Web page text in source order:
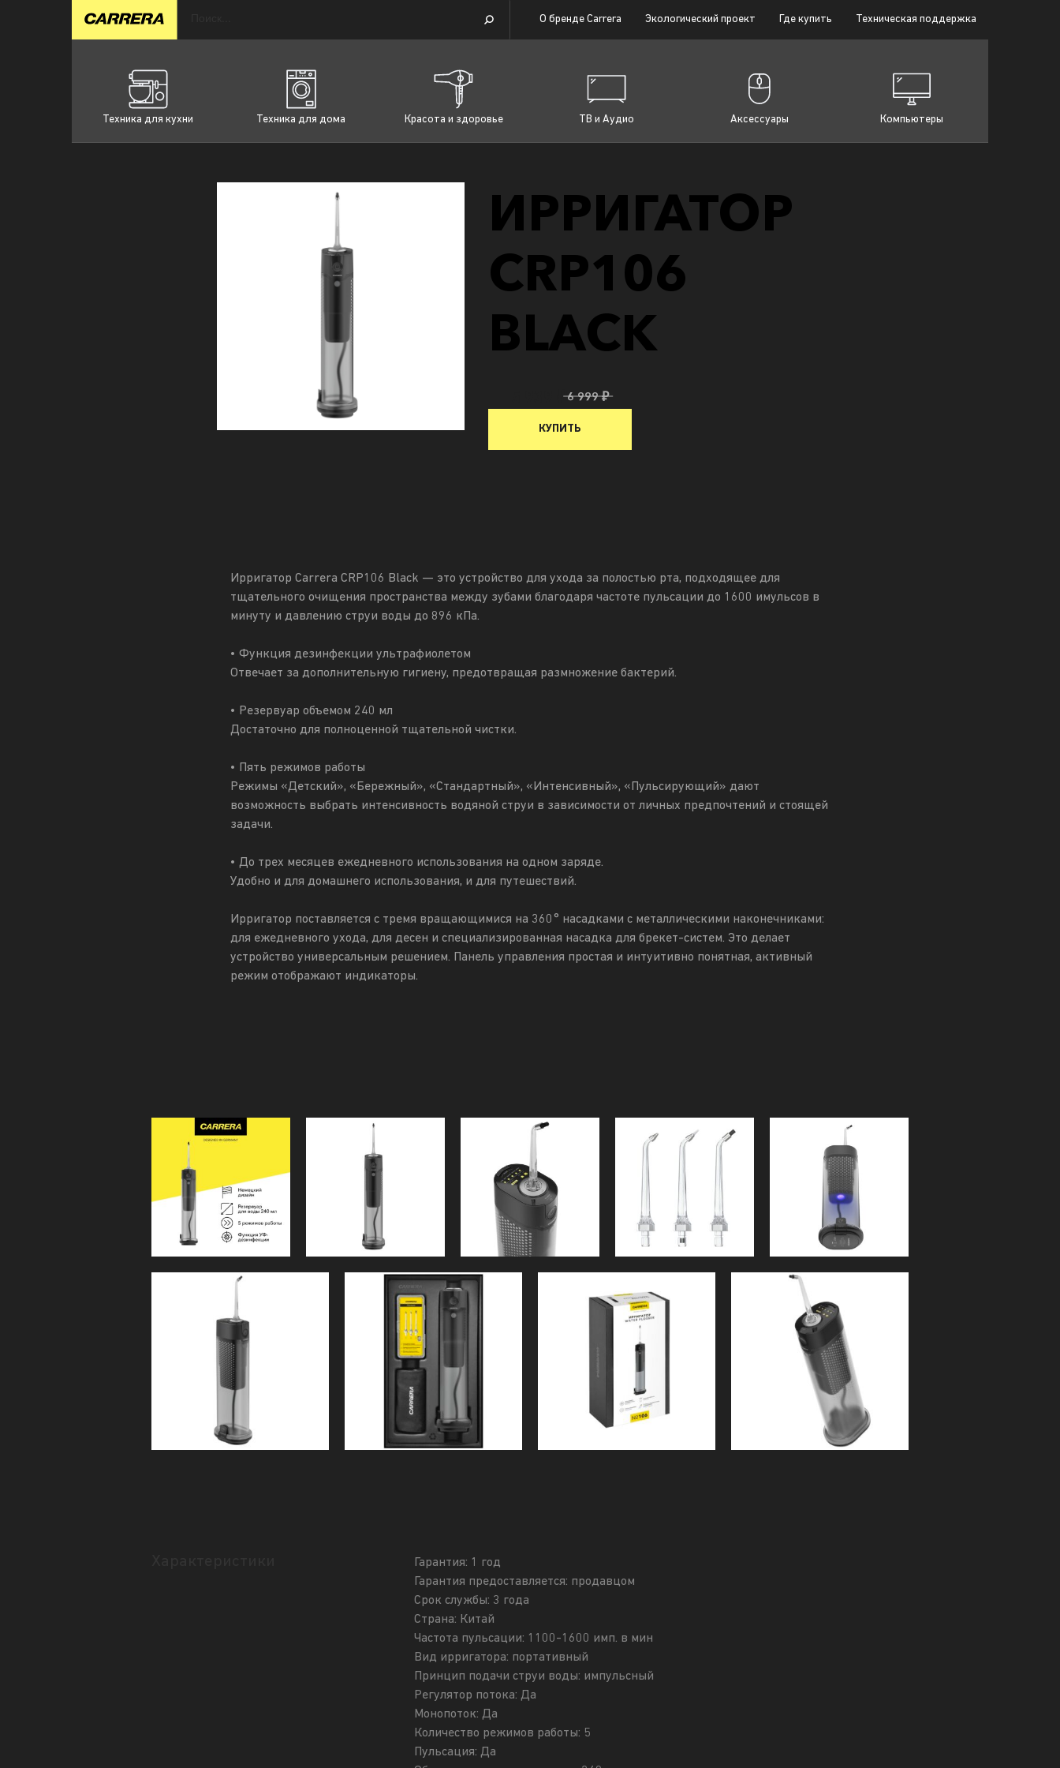
О бренде Carrera Экологический проект Где купить Техническая поддержка
Техника для кухни Техника для дома Красота и здоровье ТВ и Аудио Аксессуары Компьютеры
ИРРИГАТОР
CRP106
BLACK
5 939 ₽6 999 ₽
КУПИТЬ
Ирригатор Carrera CRP106 Black — это устройство для ухода за полостью рта, подходящее для
тщательного очищения пространства между зубами благодаря частоте пульсации до 1600 имульсов в
минуту и давлению струи воды до 896 кПа.
• Функция дезинфекции ультрафиолетом
Отвечает за дополнительную гигиену, предотвращая размножение бактерий.
• Резервуар объемом 240 мл
Достаточно для полноценной тщательной чистки.
• Пять режимов работы
Режимы «Детский», «Бережный», «Стандартный», «Интенсивный», «Пульсирующий» дают
возможность выбрать интенсивность водяной струи в зависимости от личных предпочтений и стоящей
задачи.
• До трех месяцев ежедневного использования на одном заряде.
Удобно и для домашнего использования, и для путешествий.
Ирригатор поставляется с тремя вращающимися на 360° насадками с металлическими наконечниками:
для ежедневного ухода, для десен и специализированная насадка для брекет-систем. Это делает
устройство универсальным решением. Панель управления простая и интуитивно понятная, активный
режим отображают индикаторы.
Гарантия: 1 год
Гарантия предоставляется: продавцом
Срок службы: 3 года
Страна: Китай
Частота пульсации: 1100-1600 имп. в мин
Вид ирригатора: портативный
Принцип подачи струи воды: импульсный
Регулятор потока: Да
Монопоток: Да
Количество режимов работы: 5
Пульсация: Да